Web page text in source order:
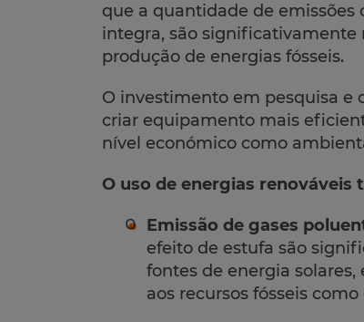
que a quantidade de emissões
integra, são significativamente
produção de energias fósseis.
O investimento em pesquisa
criar equipamento mais
nível económico como
O uso de energias
Emissão de gases
efeito de estufa são
fontes de energia
aos recursos fósseis